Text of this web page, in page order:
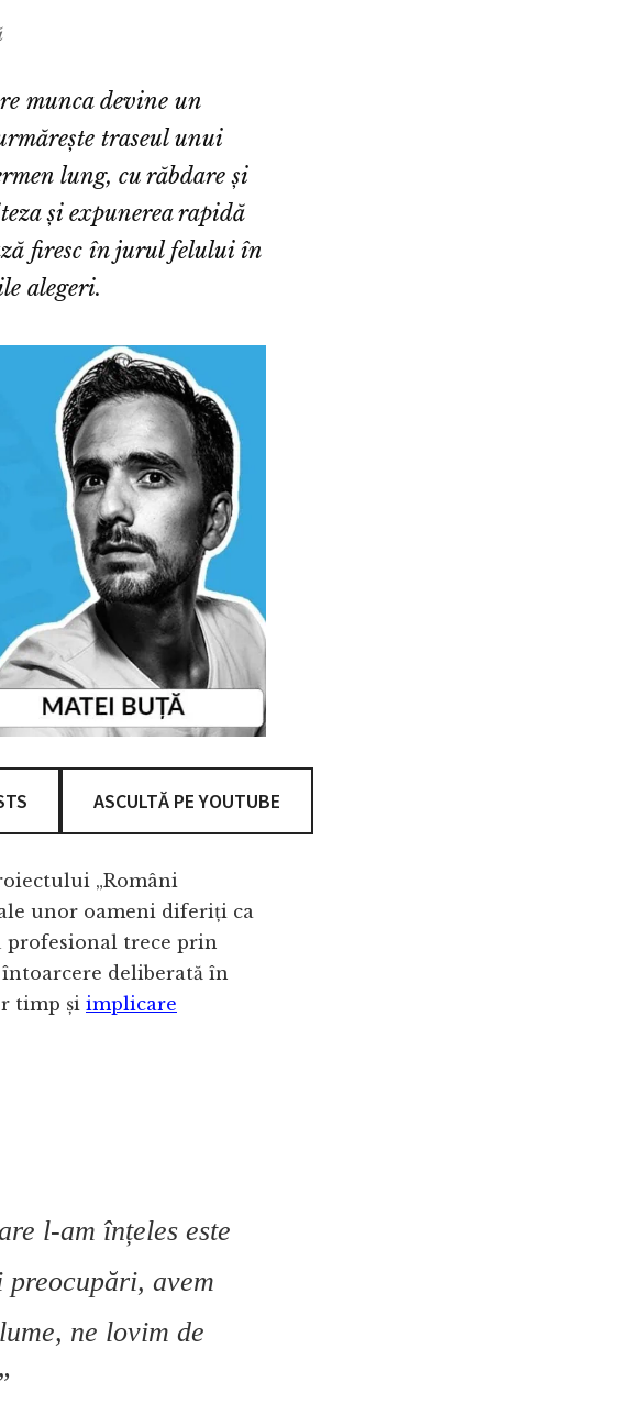
munca devine un
traseul unui
lung, cu răbdare și
și expunerea rapidă
firesc în jurul felului în
alegeri.
ASCULTĂ PE YOUTUBE
„Români
unor oameni diferiți ca
profesional trece prin
deliberată în
timp și implicare
l-am înțeles este
preocupări, avem
ne lovim de